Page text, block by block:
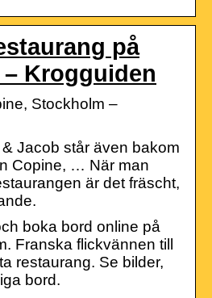
på
Krogguiden
Stockholm –
Jacob står även bakom
Copine, … När man
är det fräscht,
boka bord online på
Franska flickvännen till
restaurang. Se bilder,
bord.